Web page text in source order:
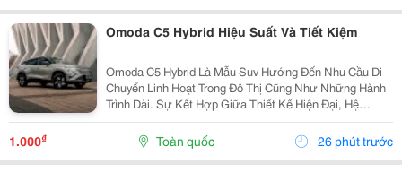
Omoda C5 Hybrid Hiệu Suất Và Tiết Kiệm
Omoda C5 Hybrid Là Mẫu Suv Hướng Đến Nhu Cầu Di
Chuyển Linh Hoạt Trong Đô Thị Cũng Như Những Hành
Trình Dài. Sự Kết Hợp Giữa Thiết Kế Hiện Đại, Hệ
Truyền Động Hybrid Và Các Công Nghệ Hỗ Trợ Thông
Minh Giúp Xe Đáp Ứng Tốt Nhiều Nhu Cầu Sử Dụng
Thực...
1.000₫ Toàn quốc 26 phút trước